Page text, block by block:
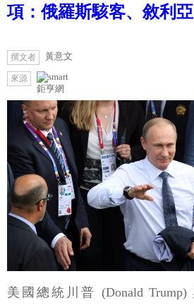
項：俄羅斯駭客、敘利
撰文者 黃意文
來源
鉅亨網
美國總統川普 (Donald